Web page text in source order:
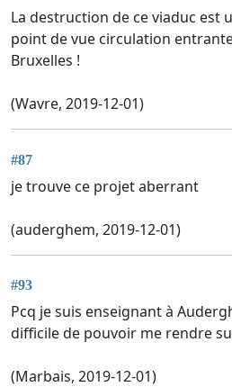
La destruction de ce viaduc est
point de vue circulation
Bruxelles !
(Wavre, 2019-12-01)
#87
je trouve ce projet aberrant
(auderghem, 2019-12-01)
#93
Pcq je suis enseignant à
difficile de pouvoir me rendre
(Marbais, 2019-12-01)